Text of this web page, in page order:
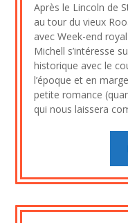
Après le Lincoln de
au tour du vieux
avec Week-end
Michell s’intéresse
historique avec le
l’époque et en
petite romance
qui nous laissera